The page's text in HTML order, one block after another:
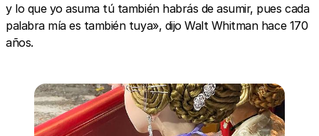
y lo que yo asuma tú también habrás de asumir, pues cada
palabra mía es también tuya», dijo Walt Whitman hace 170
años.